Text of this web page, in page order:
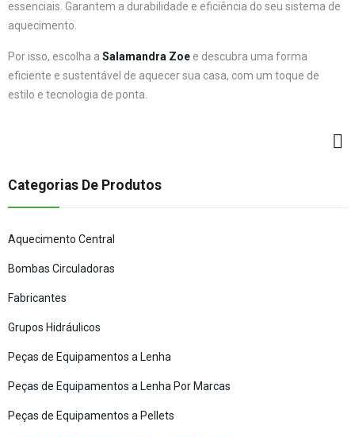
essenciais. Garantem a durabilidade e eficiência do seu sistema de
aquecimento.
Por isso, escolha a Salamandra Zoe e descubra uma forma
eficiente e sustentável de aquecer sua casa, com um toque de
estilo e tecnologia de ponta.
Categorias De Produtos
Aquecimento Central
Bombas Circuladoras
Fabricantes
Grupos Hidráulicos
Peças de Equipamentos a Lenha
Peças de Equipamentos a Lenha Por Marcas
Peças de Equipamentos a Pellets